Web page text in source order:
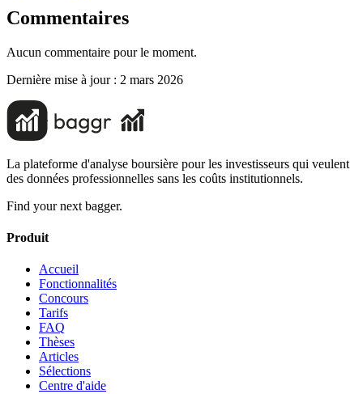
Commentaires
Aucun commentaire pour le moment.
Dernière mise à jour : 2 mars 2026
La plateforme d'analyse boursière pour les investisseurs qui veulent
des données professionnelles sans les coûts institutionnels.
Find your next bagger.
Produit
Accueil
Fonctionnalités
Concours
Tarifs
FAQ
Thèses
Articles
Sélections
Centre d'aide